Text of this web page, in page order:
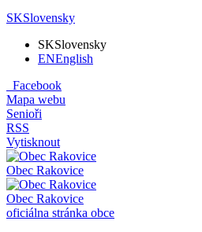
SKSlovensky
SKSlovensky
ENEnglish
Facebook
Mapa webu
Senioři
RSS
Vytisknout
Obec Rakovice
Obec Rakovice
oficiálna stránka obce